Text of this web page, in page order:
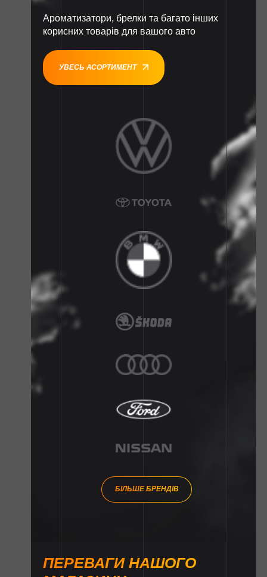
Ароматизатори, брелки та багато інших
корисних товарів для вашого авто
УВЕСЬ АСОРТИМЕНТ
БІЛЬШЕ БРЕНДІВ
ПЕРЕВАГИ НАШОГО